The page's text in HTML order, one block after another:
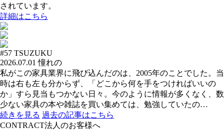
されています。
詳細はこちら
#57 TSUZUKU
2026.07.01 憧れの
私がこの家具業界に飛び込んだのは、2005年のことでした。当
時は右も左も分からず、「どこから何を手をつければいいの
か」すら見当もつかない日々。今のように情報が多くなく、数
少ない家具の本や雑誌を買い集めては、勉強していたの…
続きを見る 過去の記事はこちら
CONTRACT法人のお客様へ